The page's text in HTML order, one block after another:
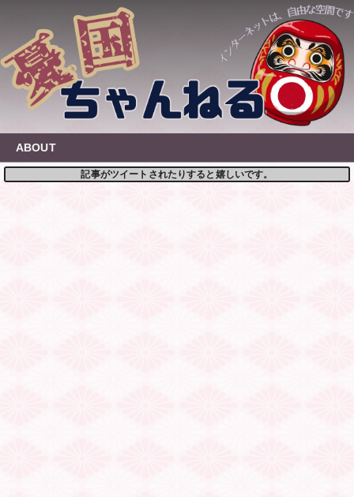
content
ABOUT
記事がツイートされたりすると嬉しいです。